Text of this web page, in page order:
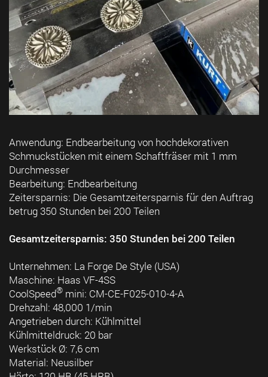
Anwendung: Endbearbeitung von hochdekorativen
Schmuckstücken mit einem Schaftfräser mit 1 mm
Durchmesser
Bearbeitung: Endbearbeitung
Zeitersparnis: Die Gesamtzeitersparnis für den Auftrag
betrug 350 Stunden bei 200 Teilen
Gesamtzeitersparnis: 350 Stunden bei 200 Teilen
Unternehmen: La Forge De Style (USA)
Maschine: Haas VF-4SS
CoolSpeed® mini: CM-CE-F025-010-4-A
Drehzahl: 48,000 1/min
Angetrieben durch: Kühlmittel
Kühlmitteldruck: 20 bar
Werkstück Ø: 7,6 cm
Material: Neusilber